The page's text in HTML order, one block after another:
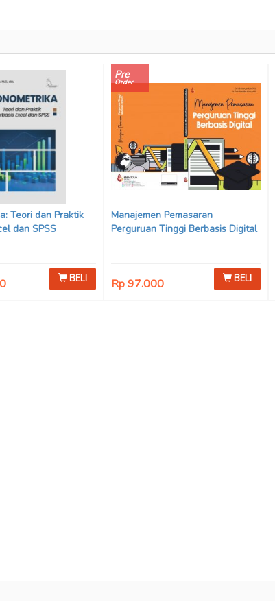
Teori dan Praktik
dan SPSS
BELI
Pre
Order
Manajemen Pemasaran
Perguruan Tinggi Berbasis Digital
Rp 97.000 BELI